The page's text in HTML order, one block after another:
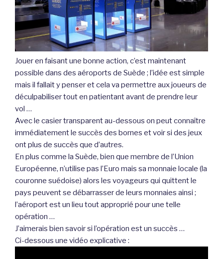
Jouer en faisant une bonne action, c’est maintenant
possible dans des aéroports de Suède ; l’idée est simple
mais il fallait y penser et cela va permettre aux joueurs de
déculpabiliser tout en patientant avant de prendre leur
vol …
Avec le casier transparent au-dessous on peut connaître
immédiatement le succès des bornes et voir si des jeux
ont plus de succès que d’autres.
En plus comme la Suède, bien que membre de l’Union
Européenne, n’utilise pas l’Euro mais sa monnaie locale (la
couronne suédoise) alors les voyageurs qui quittent le
pays peuvent se débarrasser de leurs monnaies ainsi ;
l’aéroport est un lieu tout approprié pour une telle
opération …
J’aimerais bien savoir si l’opération est un succès …
Ci-dessous une vidéo explicative :